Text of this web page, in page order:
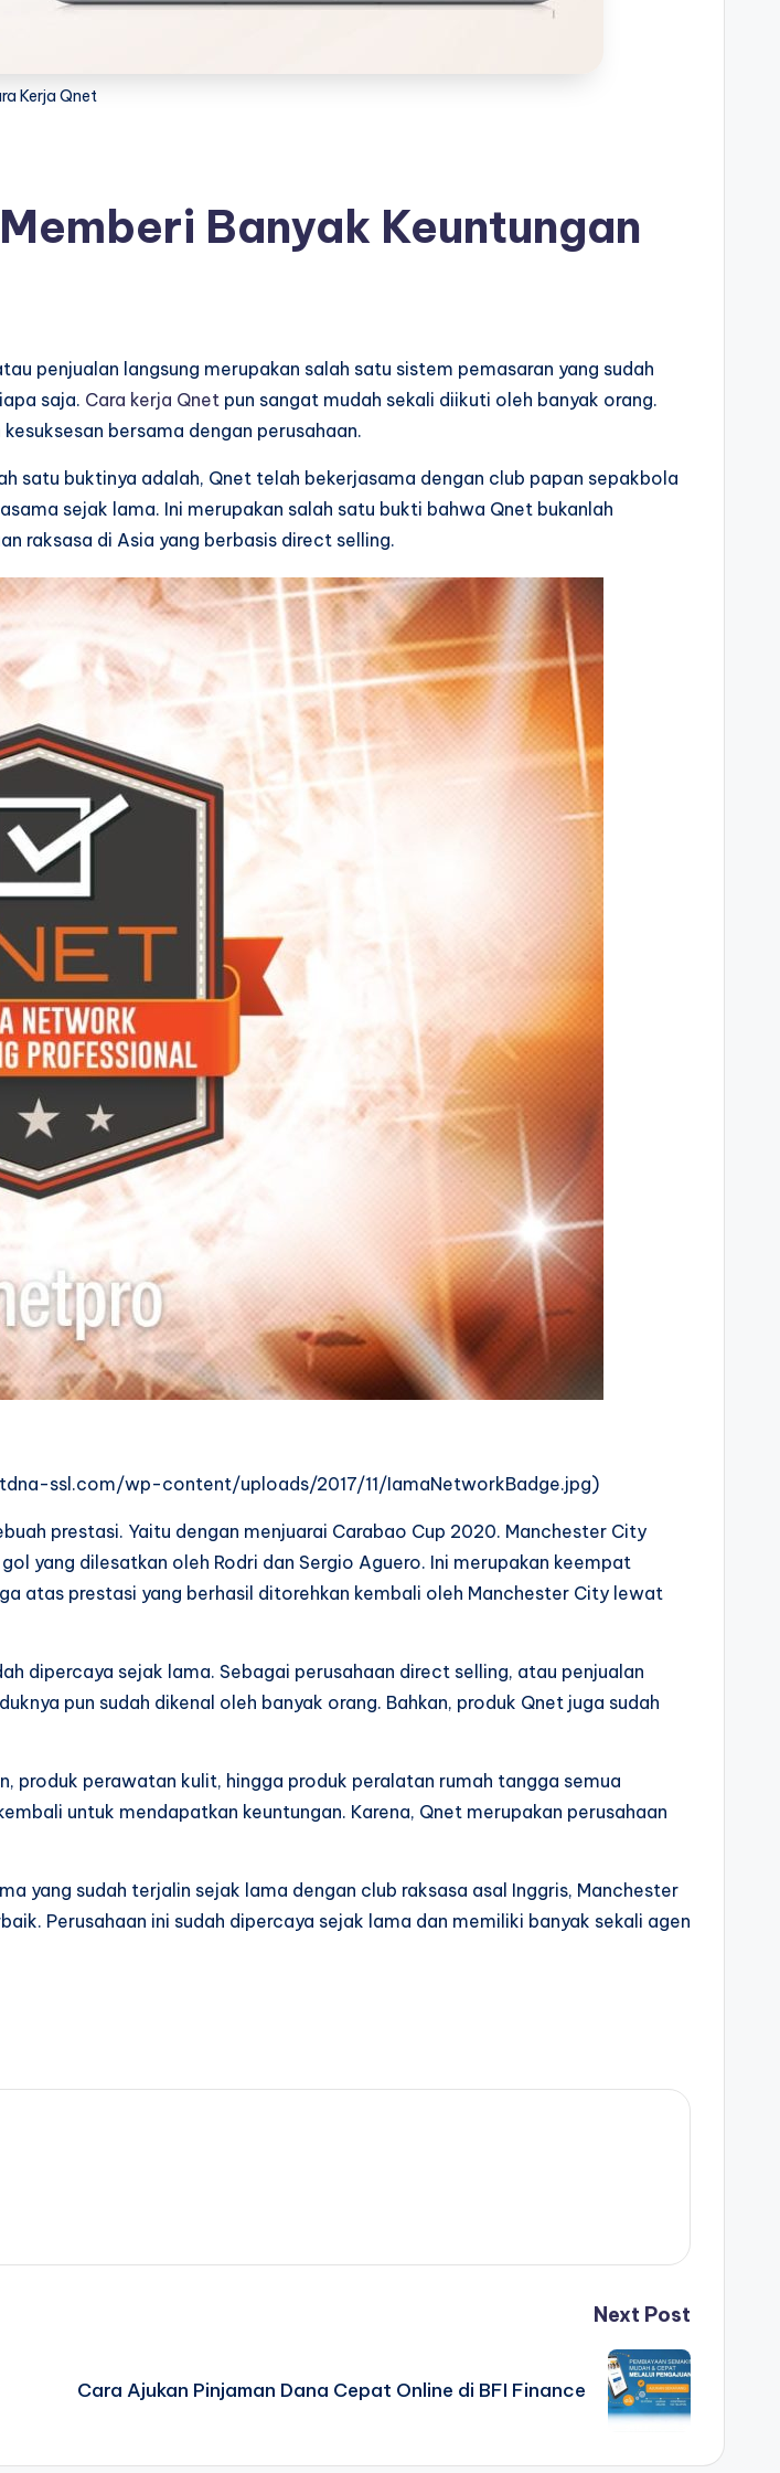
Kerja Qnet
Banyak Keuntungan
penjualan langsung merupakan salah satu sistem pemasaran yang sudah
saja. Cara kerja Qnet pun sangat mudah sekali diikuti oleh banyak orang.
bersama dengan perusahaan.
satu buktinya adalah, Qnet telah bekerjasama dengan club papan sepakbola
sejak lama. Ini merupakan salah satu bukti bahwa Qnet bukanlah
raksasa di Asia yang berbasis direct selling.
ssl.com/wp-content/uploads/2017/11/IamaNetworkBadge.jpg)
prestasi. Yaitu dengan menjuarai Carabao Cup 2020. Manchester City
yang dilesatkan oleh Rodri dan Sergio Aguero. Ini merupakan keempat
atas prestasi yang berhasil ditorehkan kembali oleh Manchester City lewat
dipercaya sejak lama. Sebagai perusahaan direct selling, atau penjualan
pun sudah dikenal oleh banyak orang. Bahkan, produk Qnet juga sudah
produk perawatan kulit, hingga produk peralatan rumah tangga semua
untuk mendapatkan keuntungan. Karena, Qnet merupakan perusahaan
yang sudah terjalin sejak lama dengan club raksasa asal Inggris, Manchester
Perusahaan ini sudah dipercaya sejak lama dan memiliki banyak sekali agen
Next Post
Cara Ajukan Pinjaman Dana Cepat Online di BFI Finance